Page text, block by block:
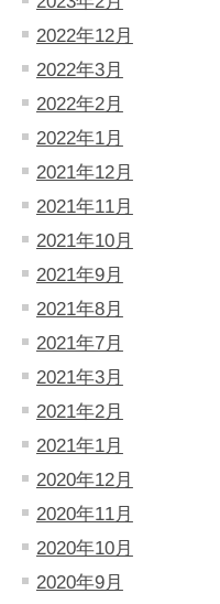
2022年12月
2022年3月
2022年2月
2022年1月
2021年12月
2021年11月
2021年10月
2021年9月
2021年8月
2021年7月
2021年3月
2021年2月
2021年1月
2020年12月
2020年11月
2020年10月
2020年9月